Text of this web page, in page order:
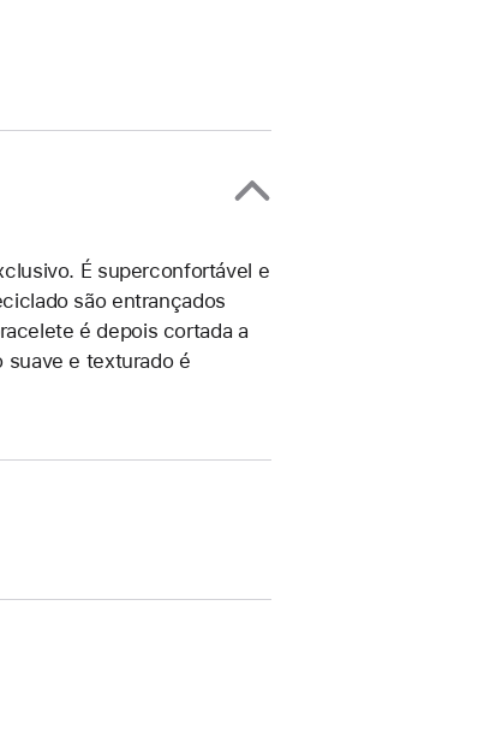
É superconfortável e
são entrançados
é depois cortada a
suave e texturado é